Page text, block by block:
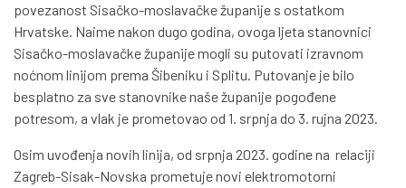
povezanost Sisačko-moslavačke županije s ostatkom
Hrvatske. Naime nakon dugo godina, ovoga ljeta stanovnici
Sisačko-moslavačke županije mogli su putovati izravnom
noćnom linijom prema Šibeniku i Splitu. Putovanje je bilo
besplatno za sve stanovnike naše županije pogođene
potresom, a vlak je prometovao od 1. srpnja do 3. rujna 2023.
Osim uvođenja novih linija, od srpnja 2023. godine na relaciji
Zagreb-Sisak-Novska prometuje novi elektromotorni